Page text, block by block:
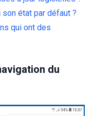
état par défaut ?
qui ont des
du